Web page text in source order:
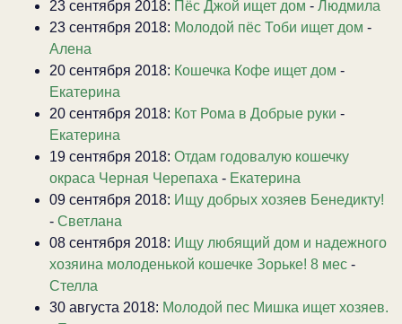
23 сентября 2018: Пёс Джой ищет дом - Людмила
23 сентября 2018: Молодой пёс Тоби ищет дом -
Алена
20 сентября 2018: Кошечка Кофе ищет дом -
Екатерина
20 сентября 2018: Кот Рома в Добрые руки -
Екатерина
19 сентября 2018: Отдам годовалую кошечку
окраса Черная Черепаха - Екатерина
09 сентября 2018: Ищу добрых хозяев Бенедикту!
- Светлана
08 сентября 2018: Ищу любящий дом и надежного
хозяина молоденькой кошечке Зорьке! 8 мес -
Стелла
30 августа 2018: Молодой пес Мишка ищет хозяев.